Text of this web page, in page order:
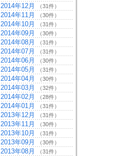
2014年12月 （31件）
2014年11月 （30件）
2014年10月 （31件）
2014年09月 （30件）
2014年08月 （31件）
2014年07月 （31件）
2014年06月 （30件）
2014年05月 （31件）
2014年04月 （30件）
2014年03月 （32件）
2014年02月 （28件）
2014年01月 （31件）
2013年12月 （31件）
2013年11月 （30件）
2013年10月 （31件）
2013年09月 （30件）
2013年08月 （31件）